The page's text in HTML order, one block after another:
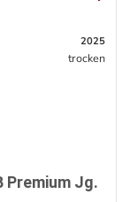
2025
trocken
Premium Jg.